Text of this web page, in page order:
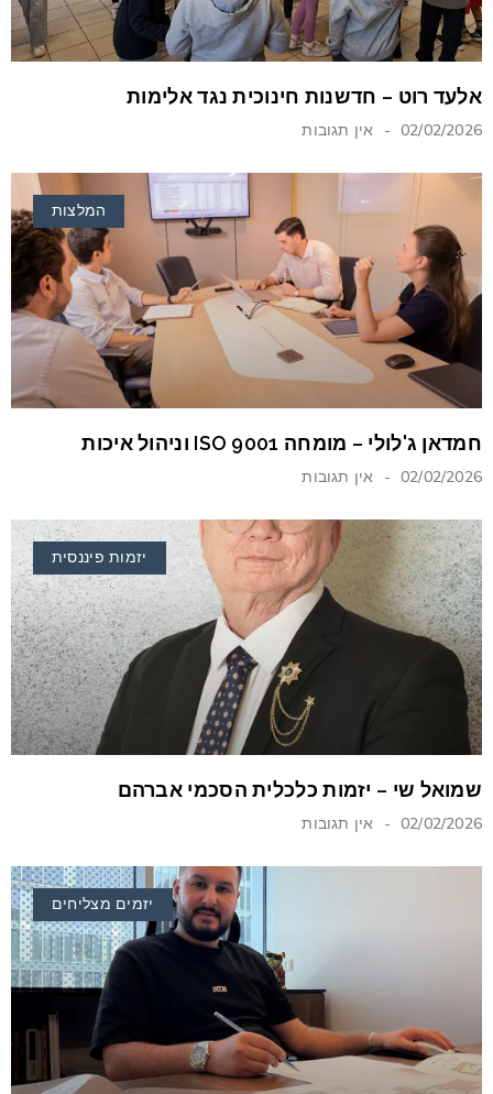
אלעד רוט – חדשנות חינוכית נגד אלימות
02/02/2026 אין תגובות
המלצות
חמדאן ג'לולי – מומחה ISO 9001 וניהול איכות
02/02/2026 אין תגובות
יזמות פיננסית
שמואל שי – יזמות כלכלית הסכמי אברהם
02/02/2026 אין תגובות
יזמים מצליחים